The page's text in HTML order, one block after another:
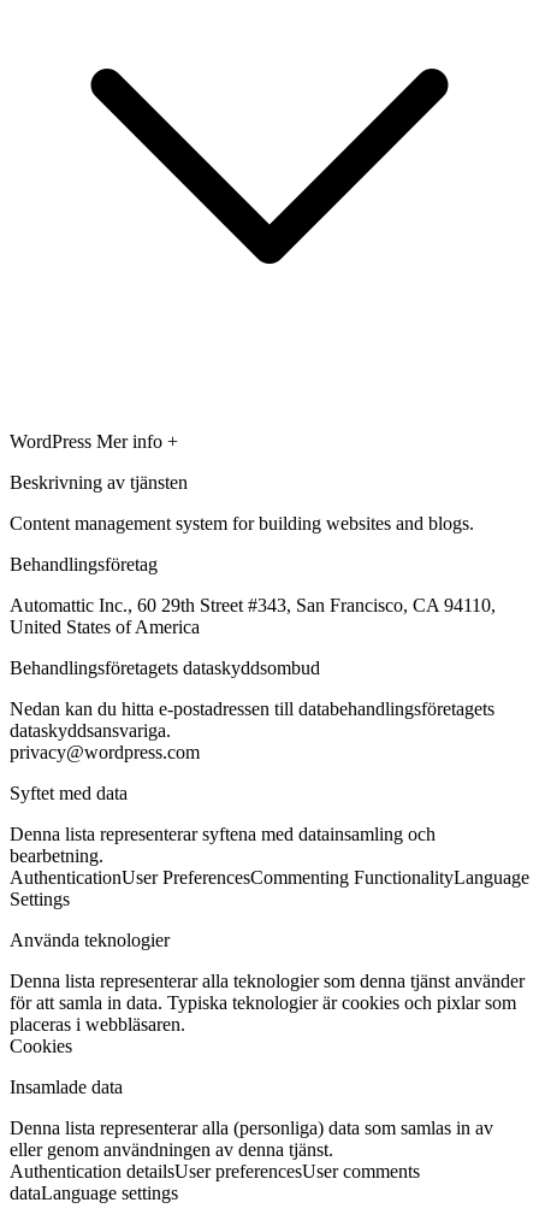
WordPress Mer info +
Beskrivning av tjänsten
Content management system for building websites and blogs.
Behandlingsföretag
Automattic Inc., 60 29th Street #343, San Francisco, CA 94110,
United States of America
Behandlingsföretagets dataskyddsombud
Nedan kan du hitta e-postadressen till databehandlingsföretagets
dataskyddsansvariga.
privacy@wordpress.com
Syftet med data
Denna lista representerar syftena med datainsamling och
bearbetning.
AuthenticationUser PreferencesCommenting FunctionalityLanguage
Settings
Använda teknologier
Denna lista representerar alla teknologier som denna tjänst använder
för att samla in data. Typiska teknologier är cookies och pixlar som
placeras i webbläsaren.
Cookies
Insamlade data
Denna lista representerar alla (personliga) data som samlas in av
eller genom användningen av denna tjänst.
Authentication detailsUser preferencesUser comments
dataLanguage settings